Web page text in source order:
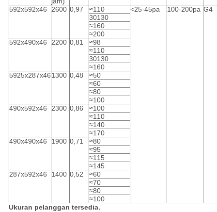
592x592x46
2600 0,97 ≈110 <25-45pa 100-200pa G4
30130
≈160
≈200
592x490x46
2200 0,81
≈98
≈110
30130
≈160
5925x287x461300 0,48
≈50
≈60
≈80
≈100
490x592x46
2300 0,86
≈100
≈110
≈140
≈170
490x490x46
1900 0,71
≈80
≈95
≈115
≈145
287x592x46
1400 0,52
≈60
≈70
≈80
≈100
Ukuran pelanggan tersedia.